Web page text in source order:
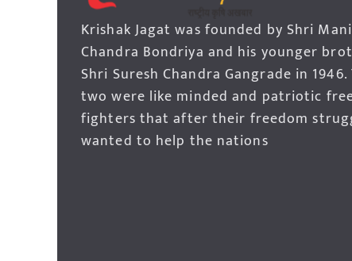
Krishak Jagat was founded by Shri
Chandra Bondriya and his younger
Shri Suresh Chandra Gangrade in 1946.
two were like minded and patriotic
fighters that after their freedom
wanted to help the nations